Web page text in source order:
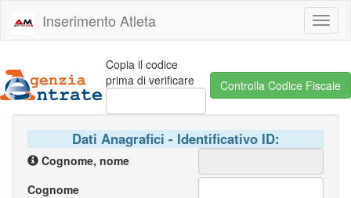
Inserimento Atleta
Copia il codice
prima di verificare
Dati Anagrafici - Identificativo ID:
Cognome, nome
Cognome